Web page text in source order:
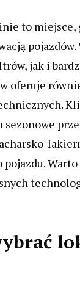
to
jak i
oferuje